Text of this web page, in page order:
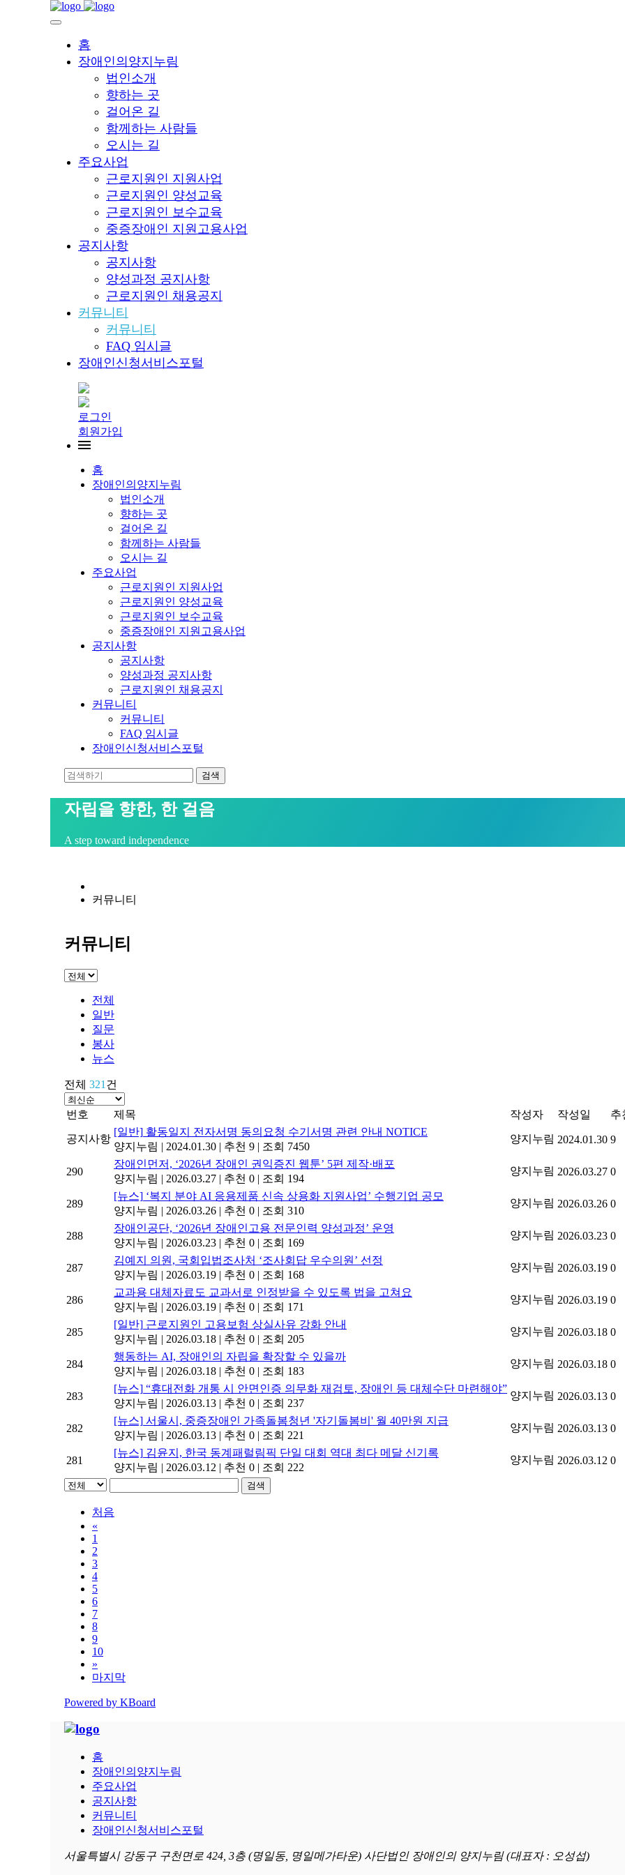
홈
장애인의양지누림
법인소개
향하는 곳
걸어온 길
함께하는 사람들
오시는 길
주요사업
근로지원인 지원사업
근로지원인 양성교육
근로지원인 보수교육
중증장애인 지원고용사업
공지사항
공지사항
양성과정 공지사항
근로지원인 채용공지
커뮤니티
커뮤니티
FAQ 임시글
장애인신청서비스포털
로그인
회원가입
홈
장애인의양지누림
법인소개
향하는 곳
걸어온 길
함께하는 사람들
오시는 길
주요사업
근로지원인 지원사업
근로지원인 양성교육
근로지원인 보수교육
중증장애인 지원고용사업
공지사항
공지사항
양성과정 공지사항
근로지원인 채용공지
커뮤니티
커뮤니티
FAQ 임시글
장애인신청서비스포털
자립을 향한, 한 걸음
A step toward independence
커뮤니티
커뮤니티
전체
일반
질문
봉사
뉴스
전체 321 건
번호 제목 작성자 작성일 추
공지사항
[일반] 활동일지 전자서명 동의요청 수기서명 관련 안내 NOTICE
양지누림 | 2024.01.30 | 추천 9 | 조회 7450
양지누림 2024.01.30 9
290
장애인먼저, ‘2026년 장애인 권익증진 웹툰’ 5편 제작·배포
양지누림 | 2026.03.27 | 추천 0 | 조회 194
양지누림 2026.03.27 0
289
[뉴스] ‘복지 분야 AI 응용제품 신속 상용화 지원사업’ 수행기업 공모
양지누림 | 2026.03.26 | 추천 0 | 조회 310
양지누림 2026.03.26 0
288
장애인공단, ‘2026년 장애인고용 전문인력 양성과정’ 운영
양지누림 | 2026.03.23 | 추천 0 | 조회 169
양지누림 2026.03.23 0
287
김예지 의원, 국회입법조사처 ‘조사회답 우수의원’ 선정
양지누림 | 2026.03.19 | 추천 0 | 조회 168
양지누림 2026.03.19 0
286
교과용 대체자료도 교과서로 인정받을 수 있도록 법을 고쳐요
양지누림 | 2026.03.19 | 추천 0 | 조회 171
양지누림 2026.03.19 0
285
[일반] 근로지원인 고용보험 상실사유 강화 안내
양지누림 | 2026.03.18 | 추천 0 | 조회 205
양지누림 2026.03.18 0
284
행동하는 AI, 장애인의 자립을 확장할 수 있을까
양지누림 | 2026.03.18 | 추천 0 | 조회 183
양지누림 2026.03.18 0
283
[뉴스] “휴대전화 개통 시 안면인증 의무화 재검토, 장애인 등 대체수단 마련해야”
양지누림 | 2026.03.13 | 추천 0 | 조회 237
양지누림 2026.03.13 0
282
[뉴스] 서울시, 중증장애인 가족돌봄청년 '자기돌봄비' 월 40만원 지급
양지누림 | 2026.03.13 | 추천 0 | 조회 221
양지누림 2026.03.13 0
281
[뉴스] 김윤지, 한국 동계패럴림픽 단일 대회 역대 최다 메달 신기록
양지누림 | 2026.03.12 | 추천 0 | 조회 222
양지누림 2026.03.12 0
검색
처음
«
1
2
3
4
5
6
7
8
9
10
»
마지막
Powered by KBoard
홈
장애인의양지누림
주요사업
공지사항
커뮤니티
장애인신청서비스포털
서울특별시 강동구 구천면로 424, 3층 (명일동, 명일메가타운) 사단법인 장애인의 양지누림 (대표자 : 오성섭)